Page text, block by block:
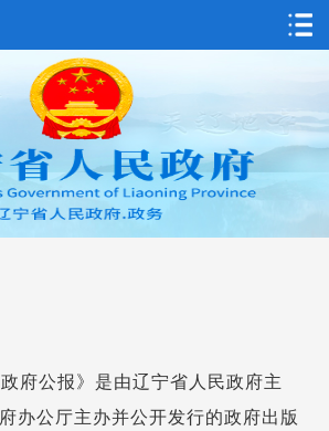
政府公报》是由辽宁省人民政府主
办公厅主办并公开发行的政府出版